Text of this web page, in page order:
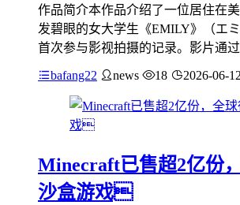
作品简介本作品介绍了一位居住在
发碧眼的女大学生《EMILY》（エ
首次参与影视拍摄的记录。影片通
bafang22 news 18 2026-06-
Minecraft已售超2亿份
沙盒游戏